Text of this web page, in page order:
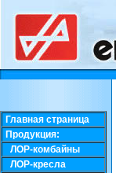
Главная страница
Продукция:
ЛОР-комбайны
ЛОР-кресла